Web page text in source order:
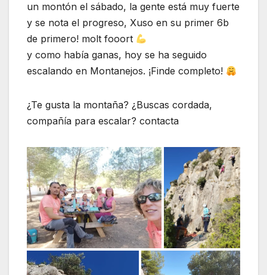
un montón el sábado, la gente está muy fuerte
y se nota el progreso, Xuso en su primer 6b
de primero! molt fooort
y como había ganas, hoy se ha seguido
escalando en Montanejos. ¡Finde completo!
¿Te gusta la montaña? ¿Buscas cordada,
compañía para escalar? contacta